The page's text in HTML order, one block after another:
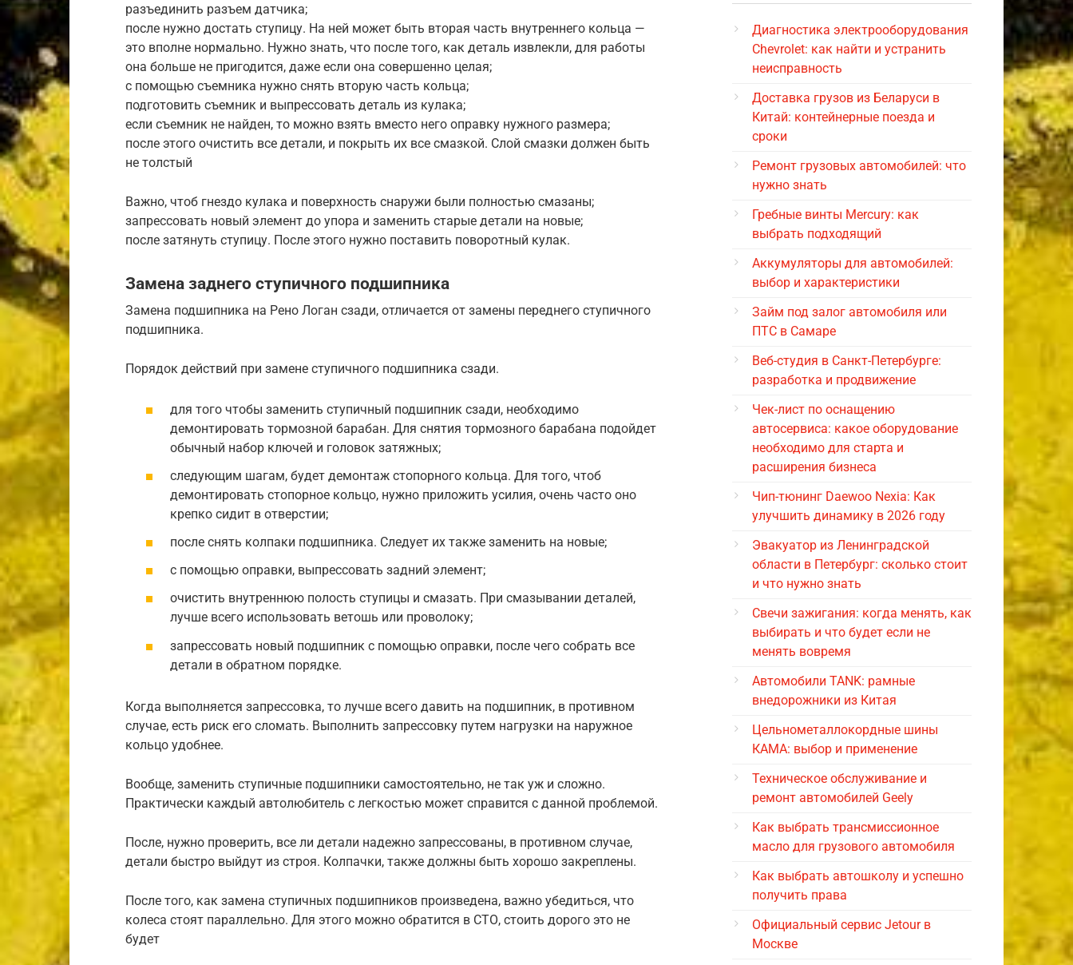
разъединить разъем датчика;
после нужно достать ступицу. На ней может быть вторая часть внутреннего кольца —
это вполне нормально. Нужно знать, что после того, как деталь извлекли, для работы
она больше не пригодится, даже если она совершенно целая;
с помощью съемника нужно снять вторую часть кольца;
подготовить съемник и выпрессовать деталь из кулака;
если съемник не найден, то можно взять вместо него оправку нужного размера;
после этого очистить все детали, и покрыть их все смазкой. Слой смазки должен быть
не толстый
Важно, чтоб гнездо кулака и поверхность снаружи были полностью смазаны;
запрессовать новый элемент до упора и заменить старые детали на новые;
после затянуть ступицу. После этого нужно поставить поворотный кулак.
Замена заднего ступичного подшипника
Замена подшипника на Рено Логан сзади, отличается от замены переднего ступичного
подшипника.
Порядок действий при замене ступичного подшипника сзади.
для того чтобы заменить ступичный подшипник сзади, необходимо
демонтировать тормозной барабан. Для снятия тормозного барабана подойдет
обычный набор ключей и головок затяжных;
следующим шагам, будет демонтаж стопорного кольца. Для того, чтоб
демонтировать стопорное кольцо, нужно приложить усилия, очень часто оно
крепко сидит в отверстии;
после снять колпаки подшипника. Следует их также заменить на новые;
с помощью оправки, выпрессовать задний элемент;
очистить внутреннюю полость ступицы и смазать. При смазывании деталей,
лучше всего использовать ветошь или проволоку;
запрессовать новый подшипник с помощью оправки, после чего собрать все
детали в обратном порядке.
Когда выполняется запрессовка, то лучше всего давить на подшипник, в противном
случае, есть риск его сломать. Выполнить запрессовку путем нагрузки на наружное
кольцо удобнее.
Вообще, заменить ступичные подшипники самостоятельно, не так уж и сложно.
Практически каждый автолюбитель с легкостью может справится с данной проблемой.
После, нужно проверить, все ли детали надежно запрессованы, в противном случае,
детали быстро выйдут из строя. Колпачки, также должны быть хорошо закреплены.
После того, как замена ступичных подшипников произведена, важно убедиться, что
колеса стоят параллельно. Для этого можно обратится в СТО, стоить дорого это не
будет
Диагностика электрооборудования
Chevrolet: как найти и устранить
неисправность
Доставка грузов из Беларуси в
Китай: контейнерные поезда и
сроки
Ремонт грузовых автомобилей: что
нужно знать
Гребные винты Mercury: как
выбрать подходящий
Аккумуляторы для автомобилей:
выбор и характеристики
Займ под залог автомобиля или
ПТС в Самаре
Веб-студия в Санкт-Петербурге:
разработка и продвижение
Чек-лист по оснащению
автосервиса: какое оборудование
необходимо для старта и
расширения бизнеса
Чип-тюнинг Daewoo Nexia: Как
улучшить динамику в 2026 году
Эвакуатор из Ленинградской
области в Петербург: сколько стоит
и что нужно знать
Свечи зажигания: когда менять, как
выбирать и что будет если не
менять вовремя
Автомобили TANK: рамные
внедорожники из Китая
Цельнометаллокордные шины
КАМА: выбор и применение
Техническое обслуживание и
ремонт автомобилей Geely
Как выбрать трансмиссионное
масло для грузового автомобиля
Как выбрать автошколу и успешно
получить права
Официальный сервис Jetour в
Москве